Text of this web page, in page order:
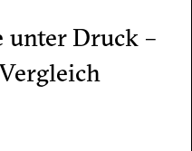
unter Druck –